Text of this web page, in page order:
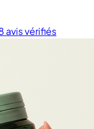
avis vérifiés